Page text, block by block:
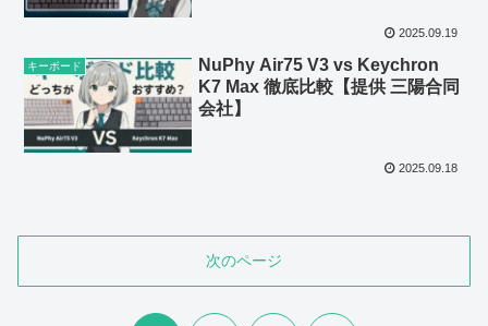
2025.09.19
キーボード
NuPhy Air75 V3 vs Keychron
K7 Max 徹底比較【提供 三陽合同
会社】
2025.09.18
次のページ